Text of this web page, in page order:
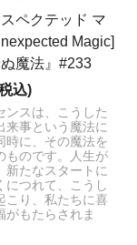
ペクテッド マ
Magic]
ぬ魔法』#233
込)
ンスは、こうした
来事という魔法に
時に、その魔法を
ものです。人生が
新たなスタートに
につれて、こうし
こり、私たちに喜
がもたらされま